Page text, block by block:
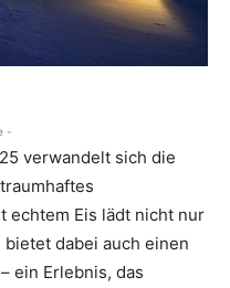
-
verwandelt sich die
echtem Eis lädt nicht nur
dabei auch einen
ein Erlebnis, das